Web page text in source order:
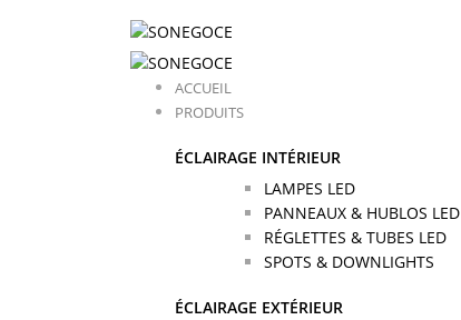
ACCUEIL
PRODUITS
ÉCLAIRAGE INTÉRIEUR
LAMPES LED
PANNEAUX & HUBLOS LED
RÉGLETTES & TUBES LED
SPOTS & DOWNLIGHTS
ÉCLAIRAGE EXTÉRIEUR